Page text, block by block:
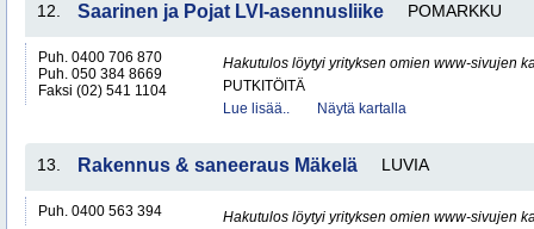
12. Saarinen ja Pojat LVI-asennusliike POMARKKU
Puh. 0400 706 870
Puh. 050 384 8669
Faksi (02) 541 1104
Hakutulos löytyi yrityksen omien www-sivujen
PUTKITÖITÄ
Lue lisää..
Näytä kartalla
13. Rakennus & saneeraus Mäkelä LUVIA
Puh. 0400 563 394
Hakutulos löytyi yrityksen omien www-sivujen